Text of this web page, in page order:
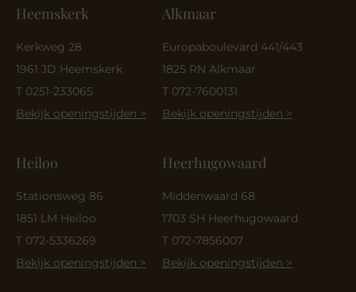
Heemskerk
Kerkweg 28
1961 JD Heemskerk
T 0251-233065
Bekijk openingstijden >
Heiloo
Stationsweg 86
1851 LM Heiloo
T 072-5336269
Bekijk openingstijden >
Alkmaar
Europaboulevard 441/443
1825 RN Alkmaar
T 072-7600131
Bekijk openingstijden >
Heerhugowaard
Middenwaard 68
1703 SH Heerhugowaard
T 072-7856007
Bekijk openingstijden >